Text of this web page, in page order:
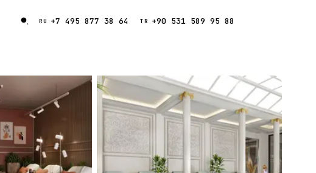
RU +7 495 877 38 64 TR +90 531 589 95 88
Испания
Таиланд